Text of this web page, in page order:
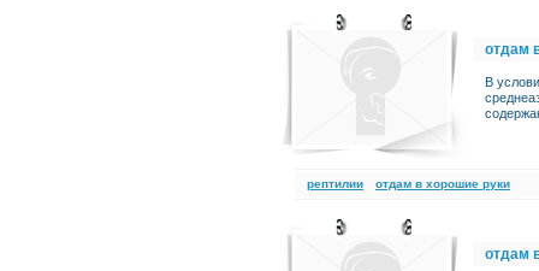
отдам
В
рептилии отдам в хорошие руки
отдам